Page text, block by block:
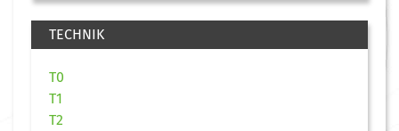
TECHNIK
T0
T1
T2